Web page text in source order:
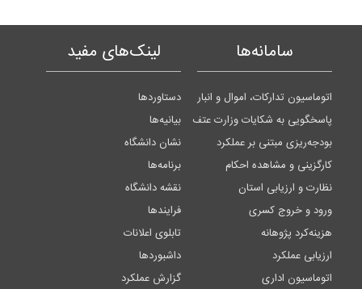
سامانه‌ها
اتوماسیون تدارکات، اموال و انبار
پاسخگویی به شکایات وزارت عتف
بودجه‌ریزی مبتنی بر عملکرد
کارگزینی و مشاهده احکام
نظارت و ارزیابی استان
ورود و خروج کسری
هزینه‌کرد پژوهانه
ارزیابی عملکرد
اتوماسیون اداری
لینک‌های مفید
دستاوردها
بیانیه‌ها
نشان دانشگاه
برنامه‌ها
نقشه دانشگاه
فرایندها
تابلوی اعلانات
داشبوردها
گزارش عملکرد